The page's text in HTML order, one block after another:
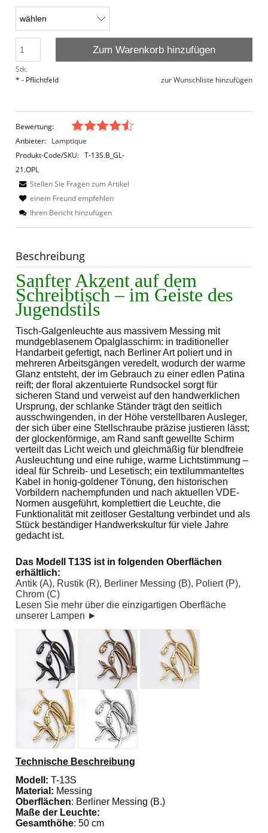
Stk.
Zum Warenkorb hinzufügen
zur Wunschliste hinzufügen
* - Pflichtfeld
Bewertung:
Anbieter: Lamptique
Produkt-Code/SKU: T-13S.B_GL-
21.OPL
Stellen Sie Fragen zum Artikel
einem Freund empfehlen
Ihren Bericht hinzufügen
Beschreibung
Sanfter Akzent auf dem
Schreibtisch – im Geiste des
Jugendstils
Tisch-Galgenleuchte aus massivem Messing mit
mundgeblasenem Opalglasschirm: in traditioneller
Handarbeit gefertigt, nach Berliner Art poliert und in
mehreren Arbeitsgängen veredelt, wodurch der warme
Glanz entsteht, der im Gebrauch zu einer edlen Patina
reift; der floral akzentuierte Rundsockel sorgt für
sicheren Stand und verweist auf den handwerklichen
Ursprung, der schlanke Ständer trägt den seitlich
ausschwingenden, in der Höhe verstellbaren Ausleger,
der sich über eine Stellschraube präzise justieren lässt;
der glockenförmige, am Rand sanft gewellte Schirm
verteilt das Licht weich und gleichmäßig für blendfreie
Ausleuchtung und eine ruhige, warme Lichtstimmung –
ideal für Schreib- und Lesetisch; ein textilummanteltes
Kabel in honig-goldener Tönung, den historischen
Vorbildern nachempfunden und nach aktuellen VDE-
Normen ausgeführt, komplettiert die Leuchte, die
Funktionalität mit zeitloser Gestaltung verbindet und als
Stück beständiger Handwerkskultur für viele Jahre
gedacht ist.
Das Modell T13S ist in folgenden Oberflächen
erhältlich:
Antik (A), Rustik (R), Berliner Messing (B), Poliert (P),
Chrom (C)
Lesen Sie mehr über die einzigartigen Oberfläche
unserer Lampen ►
Technische Beschreibung
Modell: T-13S
Material: Messing
Oberflächen: Berliner Messing (B.)
Maße der Leuchte:
Gesamthöhe: 50 cm